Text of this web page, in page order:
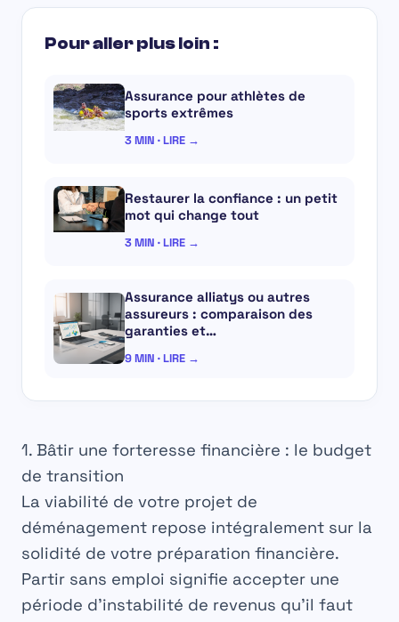
Pour aller plus loin :
Assurance pour athlètes de
sports extrêmes
3 MIN · LIRE →
Restaurer la confiance : un petit
mot qui change tout
3 MIN · LIRE →
Assurance alliatys ou autres
assureurs : comparaison des
garanties et…
9 MIN · LIRE →
1. Bâtir une forteresse financière : le budget
de transition
La viabilité de votre projet de
déménagement repose intégralement sur la
solidité de votre préparation financière.
Partir sans emploi signifie accepter une
période d’instabilité de revenus qu’il faut